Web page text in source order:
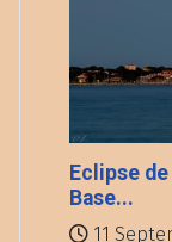
Eclipse
Base...
11